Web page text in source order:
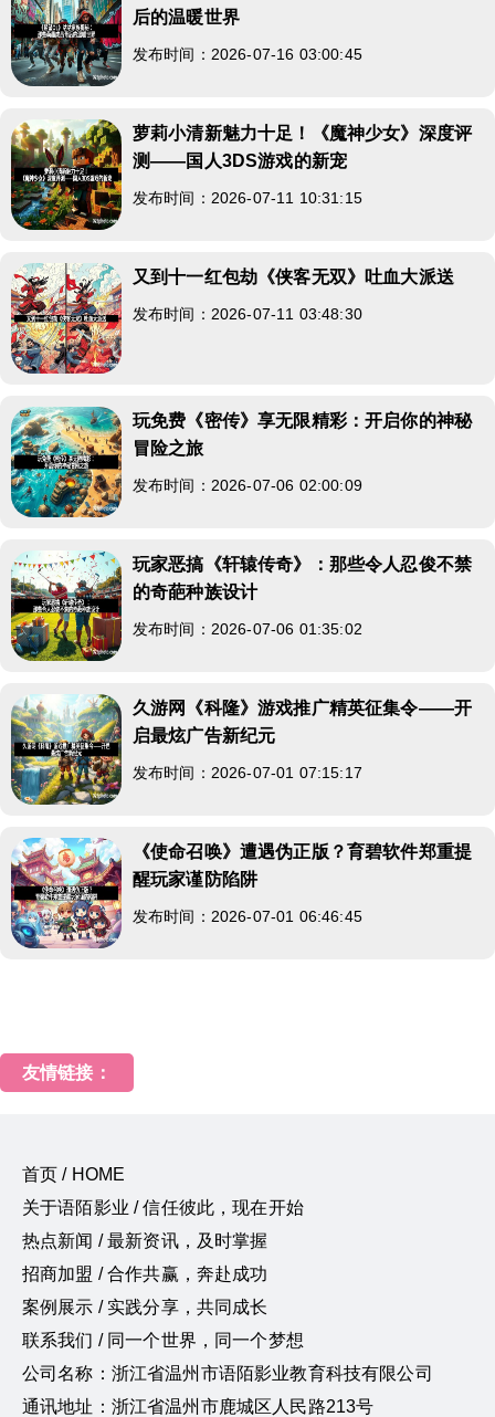
后的温暖世界
发布时间：2026-07-16 03:00:45
萝莉小清新魅力十足！《魔神少女》深度评
测——国人3DS游戏的新宠
发布时间：2026-07-11 10:31:15
又到十一红包劫《侠客无双》吐血大派送
发布时间：2026-07-11 03:48:30
玩免费《密传》享无限精彩：开启你的神秘
冒险之旅
发布时间：2026-07-06 02:00:09
玩家恶搞《轩辕传奇》：那些令人忍俊不禁
的奇葩种族设计
发布时间：2026-07-06 01:35:02
久游网《科隆》游戏推广精英征集令——开
启最炫广告新纪元
发布时间：2026-07-01 07:15:17
《使命召唤》遭遇伪正版？育碧软件郑重提
醒玩家谨防陷阱
发布时间：2026-07-01 06:46:45
友情链接：
首页 / HOME
关于语陌影业 / 信任彼此，现在开始
热点新闻 / 最新资讯，及时掌握
招商加盟 / 合作共赢，奔赴成功
案例展示 / 实践分享，共同成长
联系我们 / 同一个世界，同一个梦想
公司名称：浙江省温州市语陌影业教育科技有限公司
通讯地址：浙江省温州市鹿城区人民路213号